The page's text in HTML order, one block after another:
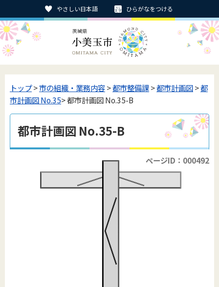
やさしい日本語 ひらがなをつける
トップ>市の組織・業務内容>都市整備課>都市計画図>都
市計画図 No.35> 都市計画図 No.35-B
都市計画図 No.35-B
ページID：000492